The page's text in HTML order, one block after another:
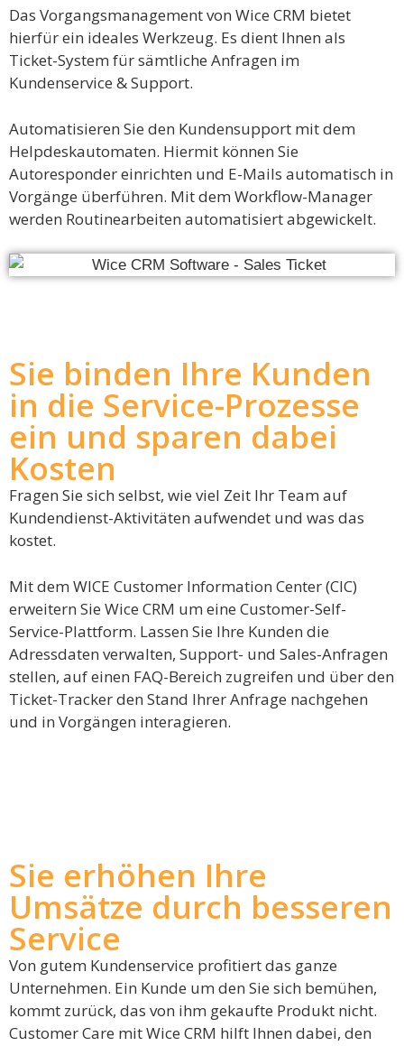
Das Vorgangsmanagement von Wice CRM bietet
hierfür ein ideales Werkzeug. Es dient Ihnen als
Ticket-System für sämtliche Anfragen im
Kundenservice & Support.
Automatisieren Sie den Kundensupport mit dem
Helpdeskautomaten. Hiermit können Sie
Autoresponder einrichten und E-Mails automatisch in
Vorgänge überführen. Mit dem Workflow-Manager
werden Routinearbeiten automatisiert abgewickelt.
Sie binden Ihre Kunden
in die Service-Prozesse
ein und sparen dabei
Kosten
Fragen Sie sich selbst, wie viel Zeit Ihr Team auf
Kundendienst-Aktivitäten aufwendet und was das
kostet.
Mit dem WICE Customer Information Center (CIC)
erweitern Sie Wice CRM um eine Customer-Self-
Service-Plattform. Lassen Sie Ihre Kunden die
Adressdaten verwalten, Support- und Sales-Anfragen
stellen, auf einen FAQ-Bereich zugreifen und über den
Ticket-Tracker den Stand Ihrer Anfrage nachgehen
und in Vorgängen interagieren.
Sie erhöhen Ihre
Umsätze durch besseren
Service
Von gutem Kundenservice profitiert das ganze
Unternehmen. Ein Kunde um den Sie sich bemühen,
kommt zurück, das von ihm gekaufte Produkt nicht.
Customer Care mit Wice CRM hilft Ihnen dabei, den